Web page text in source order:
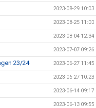
2023-08-29 10:03
2023-08-25 11:00
2023-08-04 12:34
2023-07-07 09:26
23/24 2023-06-27 11:45
2023-06-27 10:23
2023-06-14 09:17
2023-06-13 09:55